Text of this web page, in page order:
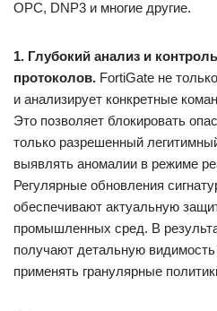
OPC, DNP3 и многие другие.
1. Глубокий анализ и
протоколов. FortiGate не
и анализирует конкретные
Это позволяет блокировать
только разрешенный
выявлять аномалии в режиме
Регулярные обновления
обеспечивают актуальную
промышленных сред. В
получают детальную
применять гранулярные